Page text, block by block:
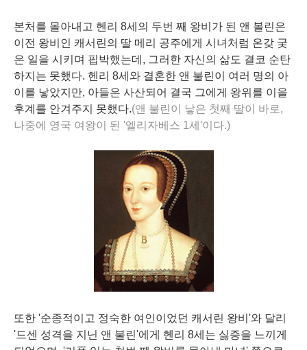
본처를 몰아내고 헨리 8세의 두번 째 왕비가 된 앤 볼린은
이전 왕비인 캐서린의 딸 메리 공주에게 시녀처럼 온갖 궂
은 일을 시키며 핍박했는데, 그러한 자신의 삶도 결코 순탄
하지는 못했다. 헨리 8세와 결혼한 앤 불린이 여러 명의 아
이를 낳았지만, 아들은 사산되어 결국 그에게 왕위를 이을
후계를 안겨주지 못했다.(앤 불린이 낳은 첫째 딸이 바로,
나중에 영국 여왕이 된 '엘리자베스 1세'이다.)
또한 '순종적이고 정숙한 여인이었던 캐서린 왕비'와 달리
'드센 성격을 지닌 앤 불린'에게 헨리 8세는 싫증을 느끼게